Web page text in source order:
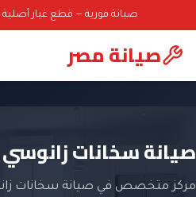
صيانة فورية — قطع غيار أصلية — ضمان 6 أشهر
صيانة مصر
صيانة سخانات
مركز متخصص في صيانة سخانات